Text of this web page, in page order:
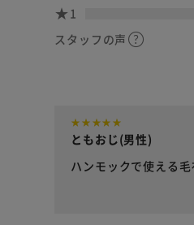
1
スタッフの声
ともおじ(男性)
ハンモックで使える